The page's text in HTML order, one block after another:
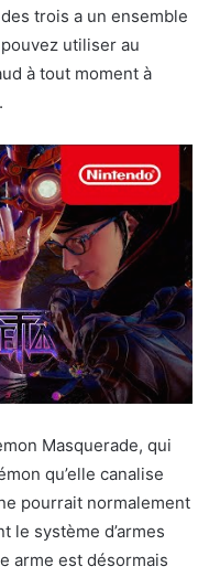
trois a un ensemble
utiliser au
à tout moment à
Masquerade, qui
qu’elle canalise
pourrait normalement
le système d’armes
arme est désormais